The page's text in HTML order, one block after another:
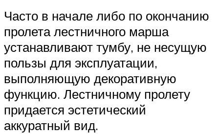
Часто в начале либо по окончанию
пролета лестничного марша
устанавливают тумбу, не несущую
пользы для эксплуатации,
выполняющую декоративную
функцию. Лестничному пролету
придается эстетический
аккуратный вид.